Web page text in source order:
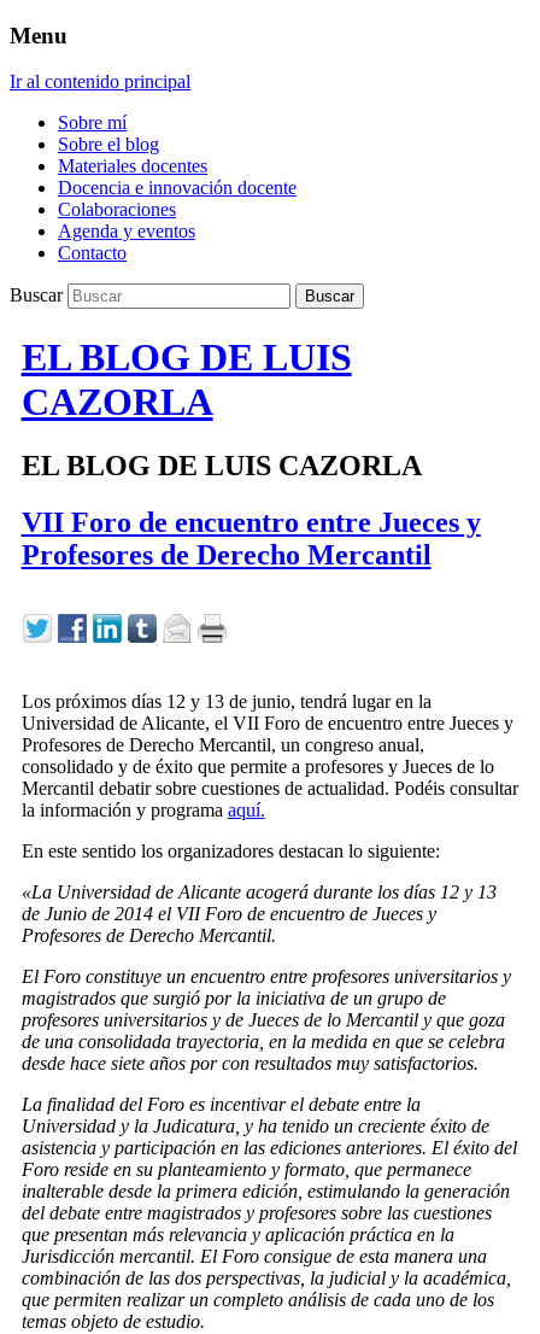
Menu
Ir al contenido principal
Sobre mí
Sobre el blog
Materiales docentes
Docencia e innovación docente
Colaboraciones
Agenda y eventos
Contacto
Buscar
EL BLOG DE LUIS
CAZORLA
EL BLOG DE LUIS CAZORLA
VII Foro de encuentro entre Jueces y
Profesores de Derecho Mercantil
Los próximos días 12 y 13 de junio, tendrá lugar en la
Universidad de Alicante, el VII Foro de encuentro entre Jueces y
Profesores de Derecho Mercantil, un congreso anual,
consolidado y de éxito que permite a profesores y Jueces de lo
Mercantil debatir sobre cuestiones de actualidad. Podéis consultar
la información y programa aquí.
En este sentido los organizadores destacan lo siguiente:
«La Universidad de Alicante acogerá durante los días 12 y 13
de Junio de 2014 el VII Foro de encuentro de Jueces y
Profesores de Derecho Mercantil.
El Foro constituye un encuentro entre profesores universitarios y
magistrados que surgió por la iniciativa de un grupo de
profesores universitarios y de Jueces de lo Mercantil y que goza
de una consolidada trayectoria, en la medida en que se celebra
desde hace siete años por con resultados muy satisfactorios.
La finalidad del Foro es incentivar el debate entre la
Universidad y la Judicatura, y ha tenido un creciente éxito de
asistencia y participación en las ediciones anteriores. El éxito del
Foro reside en su planteamiento y formato, que permanece
inalterable desde la primera edición, estimulando la generación
del debate entre magistrados y profesores sobre las cuestiones
que presentan más relevancia y aplicación práctica en la
Jurisdicción mercantil. El Foro consigue de esta manera una
combinación de las dos perspectivas, la judicial y la académica,
que permiten realizar un completo análisis de cada uno de los
temas objeto de estudio.